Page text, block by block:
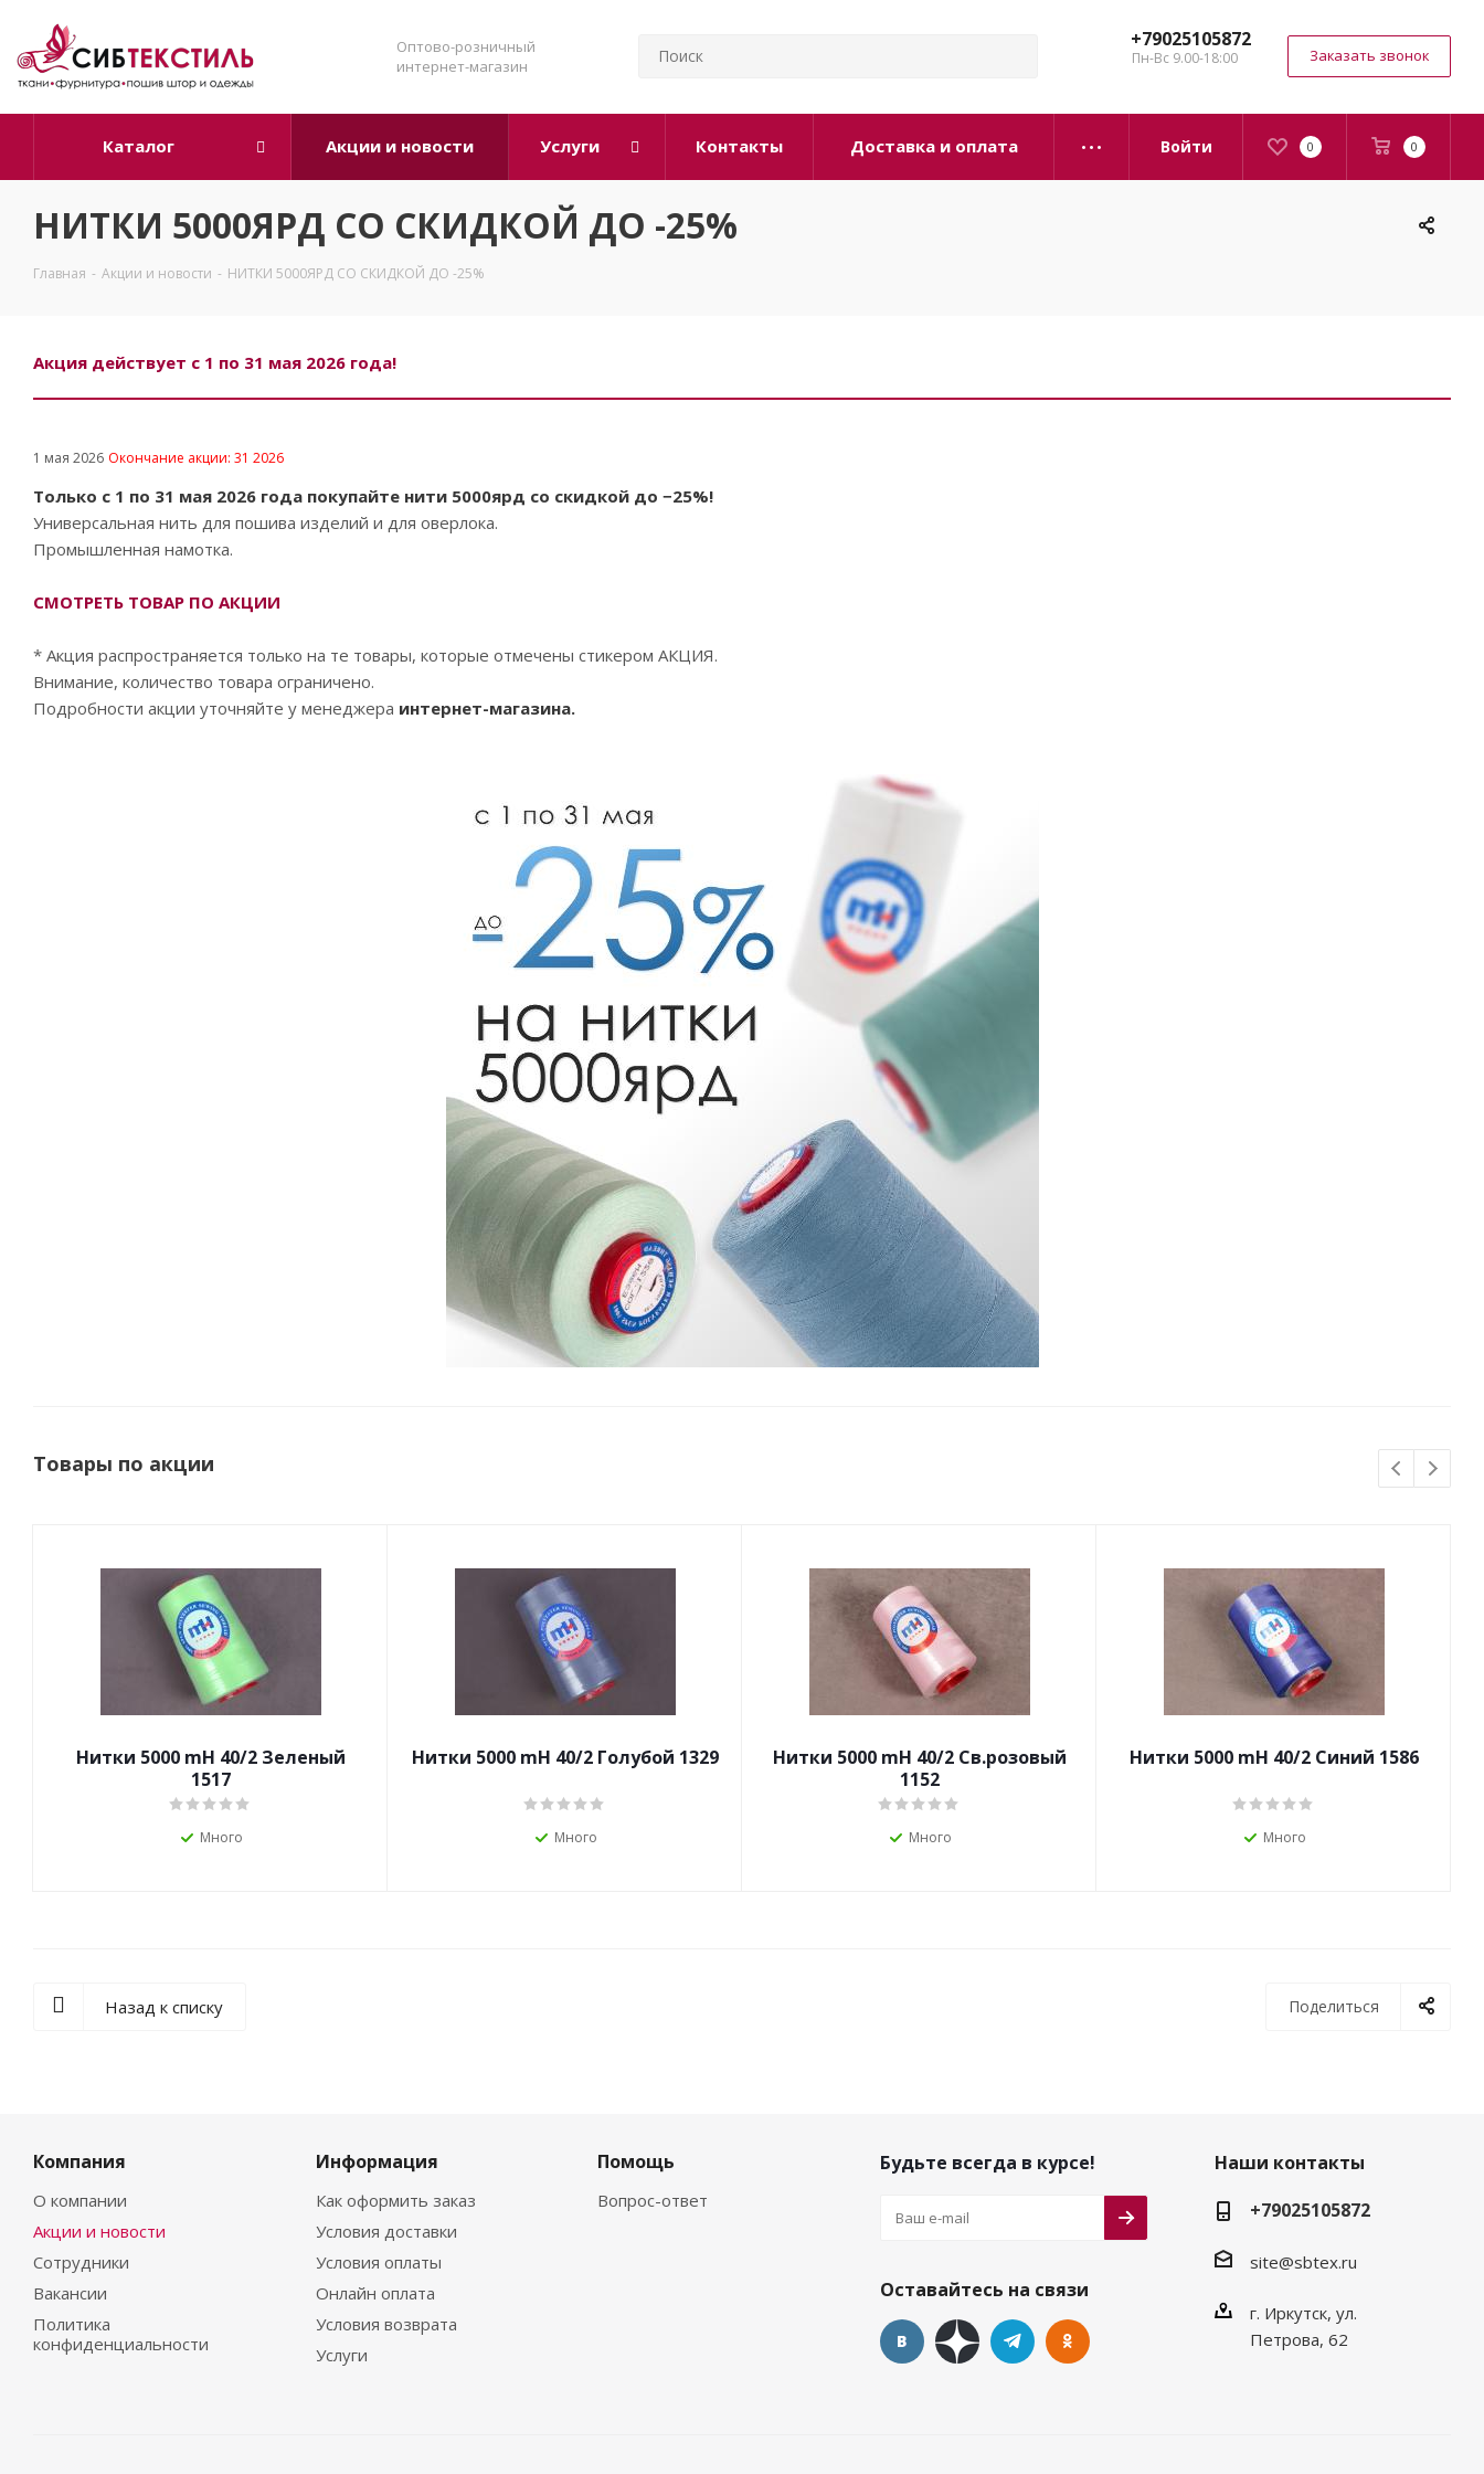
Оптово-розничный
интернет-магазин
+79025105872
Пн-Вс 9.00-18:00 Заказать звонок
0 0
Войти
Каталог Акции и новости Услуги Контакты Доставка и оплата
НИТКИ 5000ЯРД СО СКИДКОЙ ДО -25%
Главная - Акции и новости - НИТКИ 5000ЯРД СО СКИДКОЙ ДО -25%
Акция действует с 1 по 31 мая 2026 года!
1 мая 2026 Окончание акции: 31 2026
Только с 1 по 31 мая 2026 года покупайте нити 5000ярд со скидкой до −25%!
Универсальная нить для пошива изделий и для оверлока.
Промышленная намотка.
СМОТРЕТЬ ТОВАР ПО АКЦИИ
* Акция распространяется только на те товары, которые отмечены стикером АКЦИЯ.
Внимание, количество товара ограничено.
Подробности акции уточняйте у менеджера интернет-магазина.
Товары по акции
Нитки 5000 mН 40/2 Зеленый
1517
Много
Нитки 5000 mН 40/2 Голубой 1329
Много
Нитки 5000 mН 40/2 Св.розовый
1152
Много
Нитки 5000 mН 40/2 Синий 1586
Много
Поделиться
Назад к списку
Компания
О компании
Акции и новости
Сотрудники
Вакансии
Политика
конфиденциальности
Информация
Как оформить заказ
Условия доставки
Условия оплаты
Онлайн оплата
Условия возврата
Услуги
Помощь
Вопрос-ответ
Будьте всегда в курсе!
Оставайтесь на связи
Наши контакты
+79025105872
site@sbtex.ru
г. Иркутск, ул.
Петрова, 62